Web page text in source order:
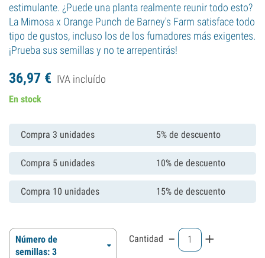
estimulante. ¿Puede una planta realmente reunir todo esto?
La Mimosa x Orange Punch de Barney's Farm satisface todo
tipo de gustos, incluso los de los fumadores más exigentes.
¡Prueba sus semillas y no te arrepentirás!
36,97 € IVA incluído
En stock
Compra 3 unidades 5% de descuento
Compra 5 unidades 10% de descuento
Compra 10 unidades 15% de descuento
Número de
semillas: 3
Cantidad - +